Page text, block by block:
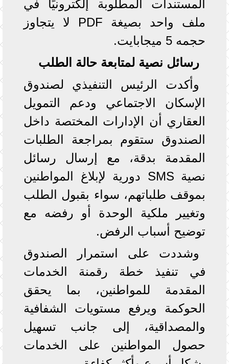
المستندات المطلوبة إلكترونيًا في
ملف واحد بصيغة PDF لا يتجاوز
حجمه 5 ميجابايت.
رسائل نصية لمتابعة حالة الطلب
وأكدت الرئيس التنفيذي لصندوق
الإسكان الاجتماعي ودعم التمويل
العقاري أن الإدارات المختصة داخل
الصندوق ستقوم بمراجعة الطلبات
المقدمة بدقة، مع إرسال رسائل
نصية SMS دورية لإبلاغ المواطنين
بموقف طلباتهم، سواء بقبول الطلب
وتغيير ملكية الوحدة أو رفضه مع
توضيح أسباب الرفض.
وشددت على استمرار الصندوق
في تنفيذ خطة رقمنة الخدمات
المقدمة للمواطنين، بما يحقق
الحوكمة ويرفع مستويات الشفافية
والمصداقية، إلى جانب تسهيل
حصول المواطنين على الخدمات